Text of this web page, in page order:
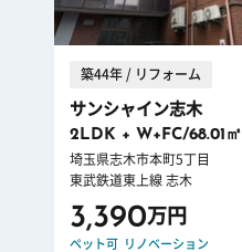
築44年 / リフォーム
サンシャイン志木
2LDK + W+FC/68.01㎡
埼玉県志木市本町5丁目
東武鉄道東上線 志木
3,390万円
ペット可 リノベーション